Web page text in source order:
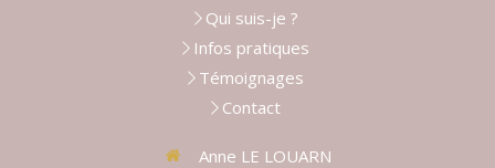
Qui suis-je ?
Infos pratiques
Témoignages
Contact
Anne LE LOUARN